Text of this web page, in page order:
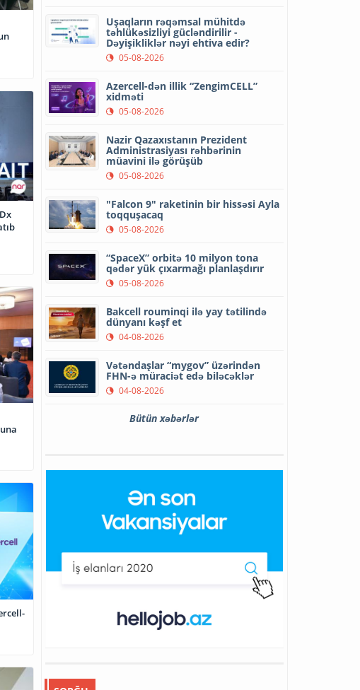
Uşaqların rəqəmsal mühitdə
təhlükəsizliyi gücləndirilir -
Dəyişikliklər nəyi ehtiva edir?
05-08-2026
Azercell-dən illik “ZengimCELL”
xidməti
05-08-2026
Nazir Qazaxıstanın Prezident
Administrasiyası rəhbərinin
müavini ilə görüşüb
05-08-2026
"Falcon 9" raketinin bir hissəsi Ayla
toqquşacaq
05-08-2026
“SpaceX” orbitə 10 milyon tona
qədər yük çıxarmağı planlaşdırır
05-08-2026
Bakcell rouminqi ilə yay tətilində
dünyanı kəşf et
04-08-2026
Vətəndaşlar “mygov” üzərindən
FHN-ə müraciət edə biləcəklər
04-08-2026
Bütün xəbərlər